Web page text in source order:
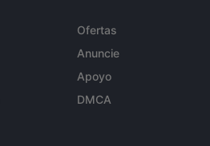
Ofertas
Anuncie
Apoyo
DMCA